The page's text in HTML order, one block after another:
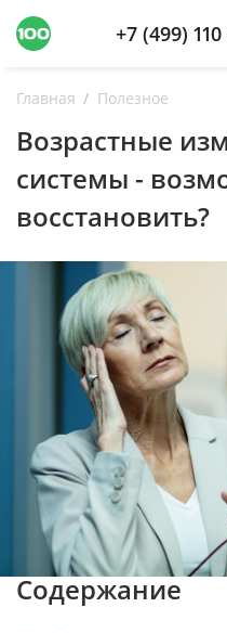
+7 (499)
Главная Полезное
Возрастные
системы -
восстановить?
Содержание